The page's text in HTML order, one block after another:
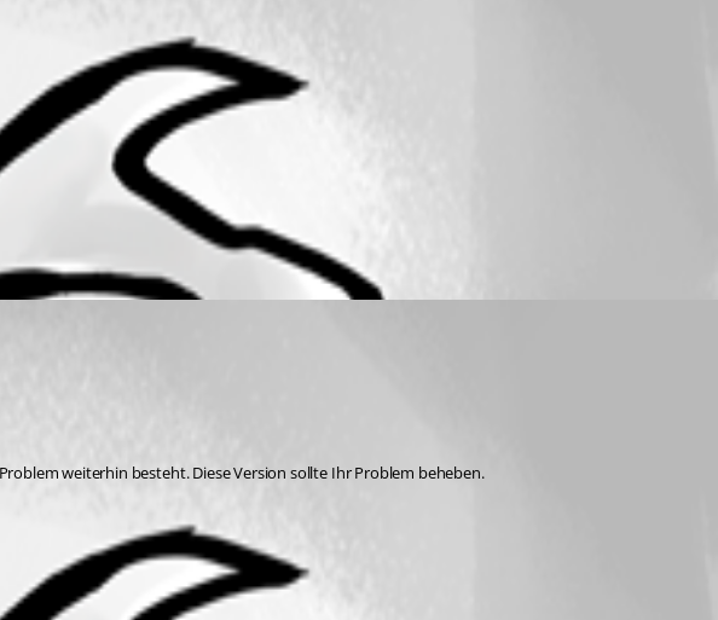
weiterhin besteht. Diese Version sollte Ihr Problem beheben.